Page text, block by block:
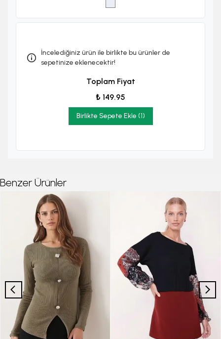
İncelediğiniz ürün ile birlikte bu ürünler de
sepetinize eklenecektir!
Toplam Fiyat
₺ 149.95
Birlikte Sepete Ekle (1)
Benzer Ürünler